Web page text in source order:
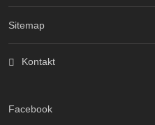
Sitemap
Kontakt
Facebook